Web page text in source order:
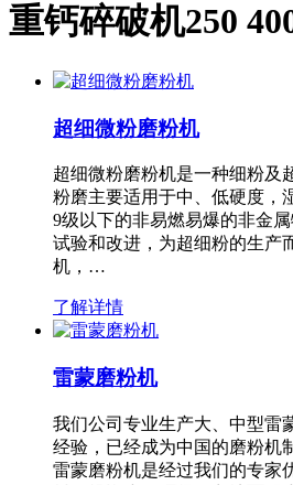
重钙碎破机250
超细微粉磨粉机
超细微粉磨粉机是一种细粉及
粉磨主要适用于中、低硬度，
9级以下的非易燃易爆的非金
试验和改进，为超细粉的生产
机，…
了解详情
雷蒙磨粉机
我们公司专业生产大、中型雷
经验，已经成为中国的磨粉机
雷蒙磨粉机是经过我们的专家